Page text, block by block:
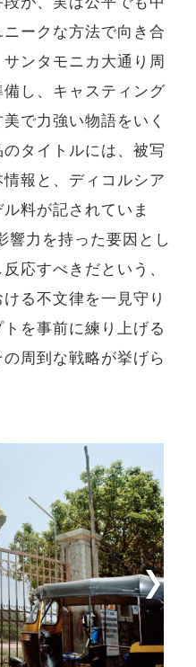
ークな方法で向き合
ンタモニカ大通り周
し、キャスティング
で力強い物語をいく
タイトルには、被写
報と、ディコルシア
料が記されていま
響力を持った要因とし
応すべきだという、
る不文律を一見守り
を事前に練り上げる
周到な戦略が挙げら